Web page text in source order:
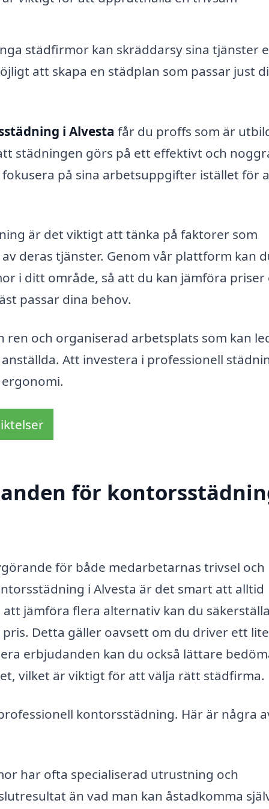
städfirmor kan skräddarsy sina tjänster
att skapa en städplan som passar just
i Alvesta får du proffs som är
städningen görs på ett effektivt och
på sina arbetsuppgifter istället för
är det viktigt att tänka på faktorer som
deras tjänster. Genom vår plattform kan
i ditt område, så att du kan jämföra priser
passar dina behov.
ren och organiserad arbetsplats som kan
Att investera i professionell
för
för både medarbetarnas trivsel och
i Alvesta är det smart att alltid
jämföra flera alternativ kan du
Detta gäller oavsett om du driver ett
erbjudanden kan du också lättare
vilket är viktigt för att välja rätt städfirma.
kontorsstädning. Här är några
har ofta specialiserad utrustning och
än vad man kan åstadkomma